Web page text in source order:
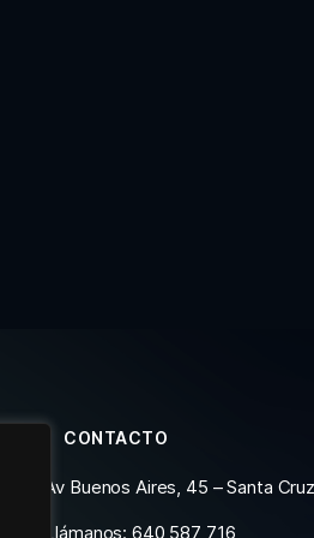
CONTACTO
Av Buenos Aires, 45 – Santa
Llámanos: 640 587 716